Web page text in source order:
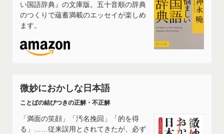
い国語辞典』の文庫版。五十音順の辞典
のつくりで蘊蓄満載のエッセイが楽しめ
ます。
微妙におかしな日本語
ことばの結びつきの正解・不正解
「満面の笑顔」「汚名挽回」「的を得
る」……従来誤用とされてきたが、必ず